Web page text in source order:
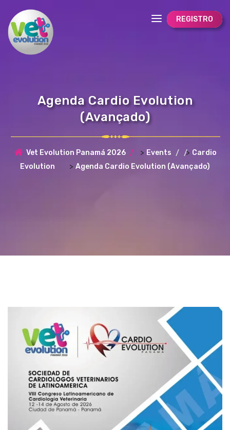
REGISTRO
Agenda Cardio Evolution
(Avançado)
Vet Evolution Panamá 2026 > Events > Cardio
Evolution
> Agenda Cardio Evolution (Avançado)